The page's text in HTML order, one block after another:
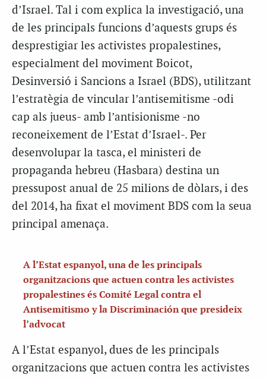
d’Israel. Tal i com explica la investigació, una
de les principals funcions d’aquests grups és
desprestigiar les activistes propalestines,
especialment del moviment Boicot,
Desinversió i Sancions a Israel (BDS), utilitzant
l’estratègia de vincular l’antisemitisme -odi
cap als jueus- amb l’antisionisme -no
reconeixement de l’Estat d’Israel-. Per
desenvolupar la tasca, el ministeri de
propaganda hebreu (Hasbara) destina un
pressupost anual de 25 milions de dòlars, i des
del 2014, ha fixat el moviment BDS com la seua
principal amenaça.
A l’Estat espanyol, una de les principals
organitzacions que actuen contra les activistes
propalestines és Comité Legal contra el
Antisemitismo y la Discriminación que presideix
l’advocat
A l’Estat espanyol, dues de les principals
organitzacions que actuen contra les activistes